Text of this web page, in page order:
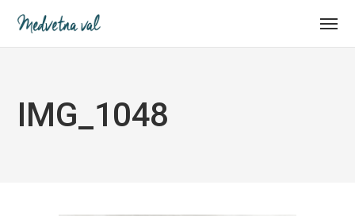
IMG_1048